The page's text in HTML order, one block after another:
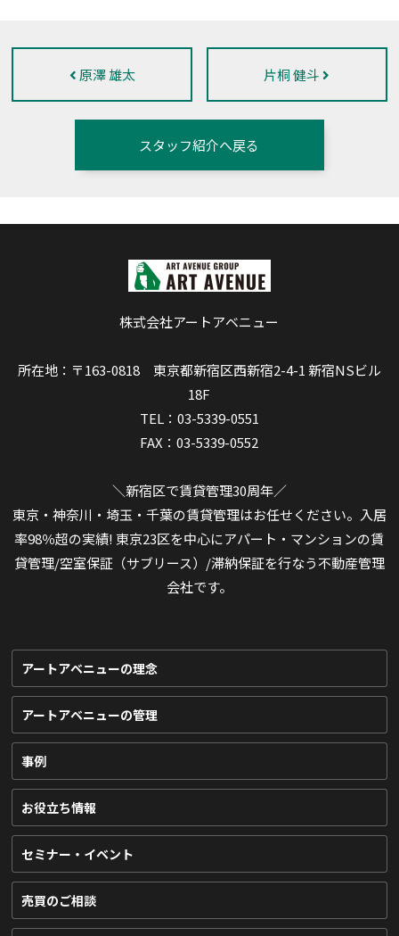
原澤 雄太
スタッフ紹介へ戻る
片桐 健斗
株式会社アートアベニュー
所在地：〒163-0818 東京都新宿区西新宿2-4-1 新宿NSビル
18F
TEL：03-5339-0551
FAX：03-5339-0552
＼新宿区で賃貸管理30周年／
東京・神奈川・埼玉・千葉の賃貸管理はお任せください。入居
率98％超の実績! 東京23区を中心にアパート・マンションの賃
貸管理/空室保証（サブリース）/滞納保証を行なう不動産管理
会社です。
アートアベニューの理念
アートアベニューの管理
事例
お役立ち情報
セミナー・イベント
売買のご相談